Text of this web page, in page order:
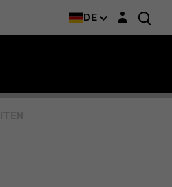
DE Login-Maske